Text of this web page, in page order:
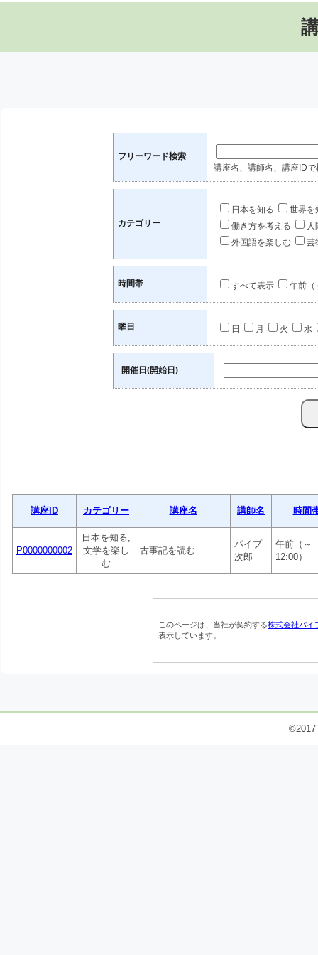
フリーワード検索
講座名、講師名、講座IDで
カテゴリー
日本を知る
世界を
働き方を考える
人
外国語を楽しむ
芸
時間帯 すべて表示 午前（
曜日 日 月 火 水
開催日(開始日)
講座ID カテゴリー 講座名 講師名 時間
P0000000002
日本を知る,
文学を楽し
む
古事記を読む
パイプ
次郎
午前（～
12:00）
このページは、当社が契約する株式会社パイ
表示しています。
©2017